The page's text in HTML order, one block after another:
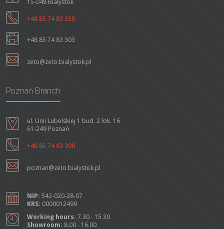
+48 85 74 83 330
+48 85 74 83 303
zeto@zeto.bialystok.pl
Poznań Branch
ul. Unii Lubelskiej 1 bud. 2 lok. 16
61-249 Poznań
+48 85 74 83 300
poznan@zeto.bialystok.pl
NIP: 542-020-28-07
KRS: 0000012499
Working hours: 7.30 - 15.30
Showroom: 8.00 - 16.00